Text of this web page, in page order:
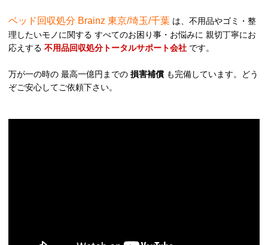
ベッド回収処分 Brainz 東京/埼玉/千葉 は、不用品やゴミ・整
理したいモノに関する すべてのお困り事・お悩みに 親切丁寧にお
応えする 不用品回収処分トータルサポート会社 です。
万が一の時の 最高一億円までの 損害補償 も完備しています。どう
ぞご安心してご依頼下さい。